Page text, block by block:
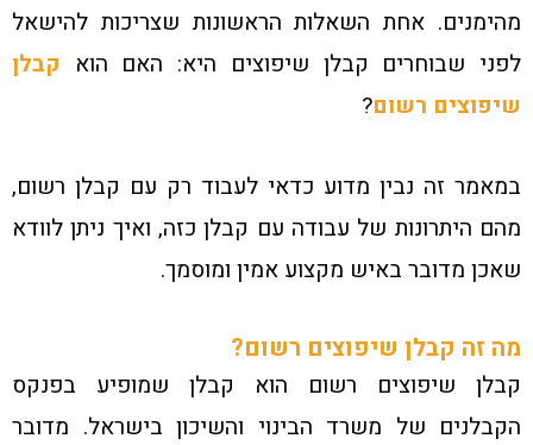
מהימנים. אחת השאלות הראשונות שצריכות להישאל
לפני שבוחרים קבלן שיפוצים היא: האם הוא קבלן
שיפוצים רשום?
במאמר זה נבין מדוע כדאי לעבוד רק עם קבלן רשום,
מהם היתרונות של עבודה עם קבלן כזה, ואיך ניתן לוודא
שאכן מדובר באיש מקצוע אמין ומוסמך.
מה זה קבלן שיפוצים רשום?
קבלן שיפוצים רשום הוא קבלן שמופיע בפנקס
הקבלנים של משרד הבינוי והשיכון בישראל. מדובר